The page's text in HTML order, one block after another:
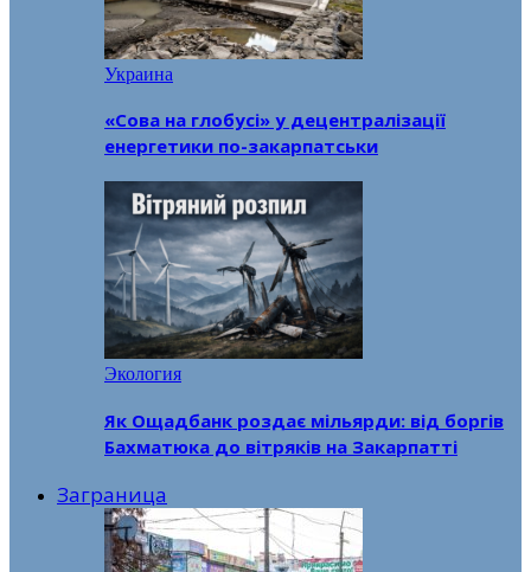
Украина
«Сова на глобусі» у децентралізації
енергетики по-закарпатськи
Экология
Як Ощадбанк роздає мільярди: від боргів
Бахматюка до вітряків на Закарпатті
Заграница